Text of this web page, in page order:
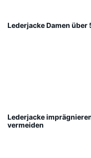
Lederjacke Damen
Lederjacke
vermeiden